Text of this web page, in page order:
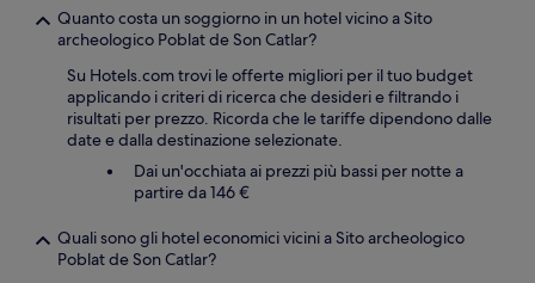
Quanto costa un soggiorno in un hotel vicino a Sito
archeologico Poblat de Son Catlar?
Su Hotels.com trovi le offerte migliori per il tuo budget
applicando i criteri di ricerca che desideri e filtrando i
risultati per prezzo. Ricorda che le tariffe dipendono dalle
date e dalla destinazione selezionate.
Dai un'occhiata ai prezzi più bassi per notte a
partire da 146 €
Quali sono gli hotel economici vicini a Sito archeologico
Poblat de Son Catlar?